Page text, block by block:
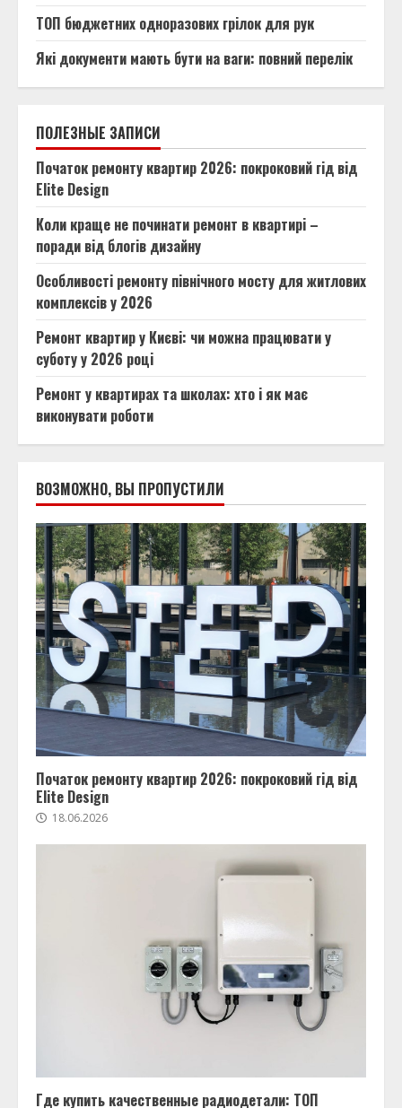
ТОП бюджетних одноразових грілок для рук
Які документи мають бути на ваги: повний перелік
ПОЛЕЗНЫЕ ЗАПИСИ
Початок ремонту квартир 2026: покроковий гід від
Elite Design
Коли краще не починати ремонт в квартирі –
поради від блогів дизайну
Особливості ремонту північного мосту для житлових
комплексів у 2026
Ремонт квартир у Києві: чи можна працювати у
суботу у 2026 році
Ремонт у квартирах та школах: хто і як має
виконувати роботи
ВОЗМОЖНО, ВЫ ПРОПУСТИЛИ
Початок ремонту квартир 2026: покроковий гід від
Elite Design
18.06.2026
Где купить качественные радиодетали: ТОП